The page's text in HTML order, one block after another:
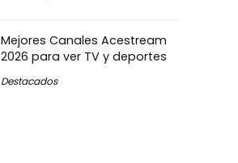
Mejores Canales Acestream
2026 para ver TV y deportes
Destacados